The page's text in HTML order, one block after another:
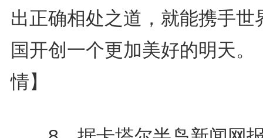
出正确相处之道，就能携手世
国开创一个更加美好的明天。
情】